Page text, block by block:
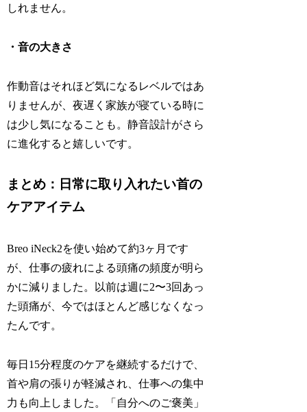
しれません。
・音の大きさ
作動音はそれほど気になるレベルではあ
りませんが、夜遅く家族が寝ている時に
は少し気になることも。静音設計がさら
に進化すると嬉しいです。
まとめ：日常に取り入れたい首の
ケアアイテム
Breo iNeck2を使い始めて約3ヶ月です
が、仕事の疲れによる頭痛の頻度が明ら
かに減りました。以前は週に2〜3回あっ
た頭痛が、今ではほとんど感じなくなっ
たんです。
毎日15分程度のケアを継続するだけで、
首や肩の張りが軽減され、仕事への集中
力も向上しました。「自分へのご褒美」